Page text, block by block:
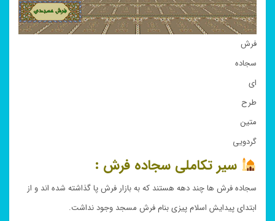
فرش
سجاده
ای
طرح
متین
گردویی
سیر تکاملی سجاده فرش :
سجاده فرش ها چند دهه هستند که به بازار فرش پا گذاشته شده اند و از
ابتدای پیدایش اسلام پیزی بنام فرش مسجد وجود نداشت.